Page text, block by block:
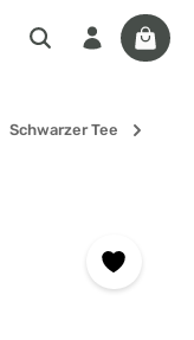
Schwarzer Tee